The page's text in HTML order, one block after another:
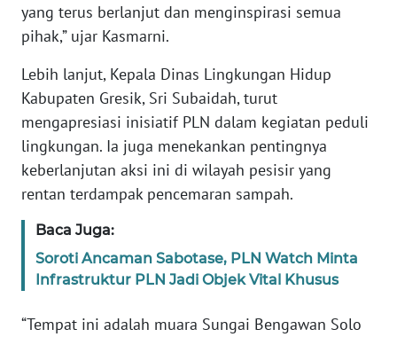
yang terus berlanjut dan menginspirasi semua
pihak,” ujar Kasmarni.
Lebih lanjut, Kepala Dinas Lingkungan Hidup
Kabupaten Gresik, Sri Subaidah, turut
mengapresiasi inisiatif PLN dalam kegiatan peduli
lingkungan. Ia juga menekankan pentingnya
keberlanjutan aksi ini di wilayah pesisir yang
rentan terdampak pencemaran sampah.
Baca Juga:
Soroti Ancaman Sabotase, PLN Watch Minta
Infrastruktur PLN Jadi Objek Vital Khusus
“Tempat ini adalah muara Sungai Bengawan Solo
WN
WN
SERAMBI
WN
JAMBI
WN
SULTRA